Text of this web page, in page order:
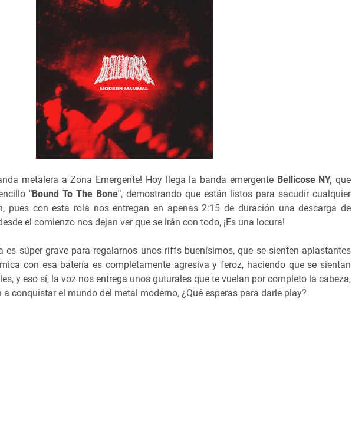
metalera a Zona Emergente! Hoy llega la banda emergente Bellicose NY, que
"Bound To The Bone", demostrando que están listos para sacudir cualquier
pues con esta rola nos entregan en apenas 2:15 de duración una descarga de
el comienzo nos dejan ver que se irán con todo, ¡Es una locura!
es súper grave para regalarnos unos riffs buenísimos, que se sienten aplastantes
con esa batería es completamente agresiva y feroz, haciendo que se sientan
y eso sí, la voz nos entrega unos guturales que te vuelan por completo la cabeza,
conquistar el mundo del metal moderno, ¿Qué esperas para darle play?